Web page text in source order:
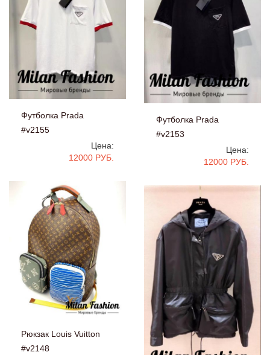
Футболка Prada
#v2155
Цена:
12000 РУБ.
Футболка Prada
#v2153
Цена:
12000 РУБ.
Рюкзак Louis Vuitton
#v2148